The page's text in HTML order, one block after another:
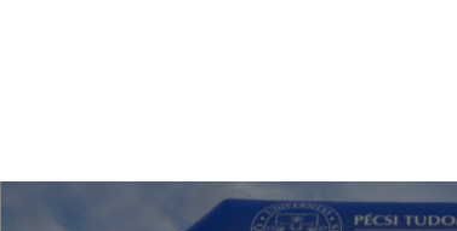
a futás, mint sport egészséges, kitartásra nevel, csapatban pedig
"Az embernek úgy kell megtanulnia egy dolgot, hogy csinálja -